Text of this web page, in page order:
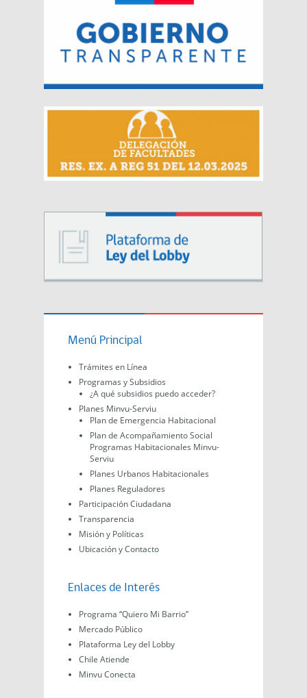
Menú Principal
Trámites en Línea
Programas y Subsidios
¿A qué subsidios puedo acceder?
Planes Minvu-Serviu
Plan de Emergencia Habitacional
Plan de Acompañamiento Social
Programas Habitacionales Minvu-
Serviu
Planes Urbanos Habitacionales
Planes Reguladores
Participación Ciudadana
Transparencia
Misión y Políticas
Ubicación y Contacto
Enlaces de Interés
Programa “Quiero Mi Barrio”
Mercado Público
Plataforma Ley del Lobby
Chile Atiende
Minvu Conecta